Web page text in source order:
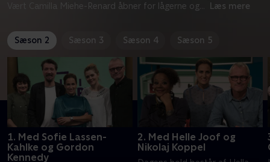
Vært Camilla Miehe-Renard åbner for lågerne og
Læs mere
Sæson 2 Sæson 3 Sæson 4 Sæson 5
1. Med Sofie Lassen-
Kahlke og Gordon
Kennedy
2. Med Helle Joof og
Nikolaj Koppel